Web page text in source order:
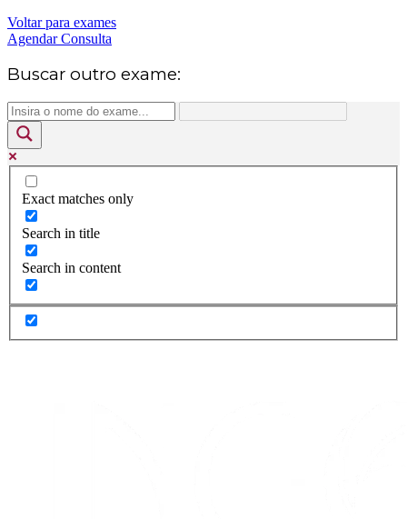
Voltar para exames
Agendar Consulta
Buscar outro exame:
Exact matches only
Search in title
Search in content